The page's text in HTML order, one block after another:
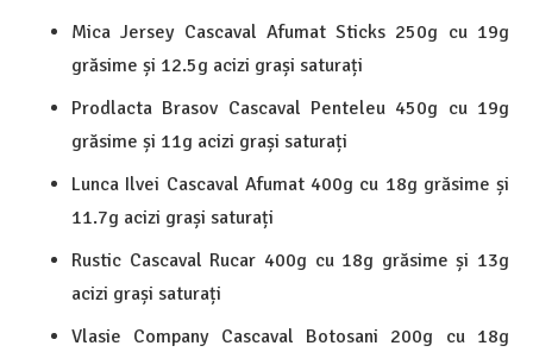
Mica Jersey Cascaval Afumat Sticks 250g cu 19g
grăsime și 12.5g acizi grași saturați
Prodlacta Brasov Cascaval Penteleu 450g cu 19g
grăsime și 11g acizi grași saturați
Lunca Ilvei Cascaval Afumat 400g cu 18g grăsime și
11.7g acizi grași saturați
Rustic Cascaval Rucar 400g cu 18g grăsime și 13g
acizi grași saturați
Vlasie Company Cascaval Botosani 200g cu 18g